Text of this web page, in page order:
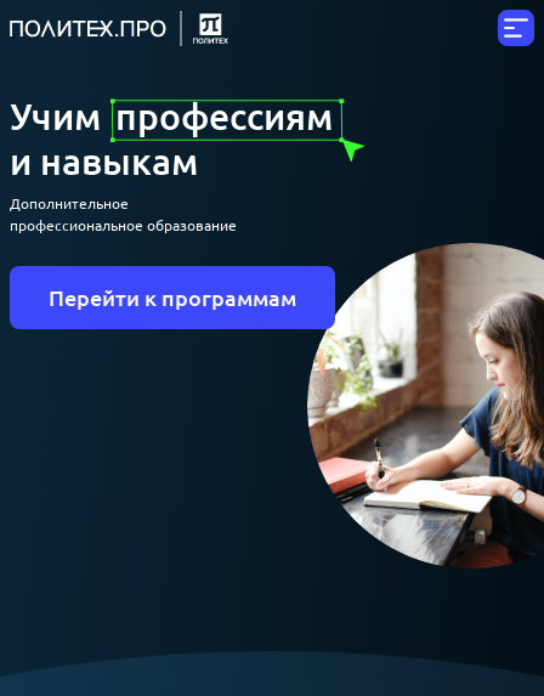
Учим профессиям
и навыкам
Дополнительное
профессиональное образование
Перейти к программам